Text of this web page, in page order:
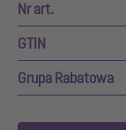
Nr art.
GTIN
Grupa Rabatowa